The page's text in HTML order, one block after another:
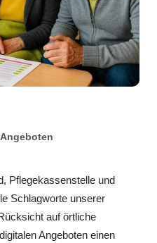
Pflegekassenstelle und
Schlagworte unserer
auf örtliche
Angeboten einen